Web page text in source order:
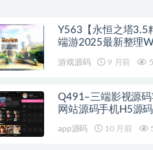
Y563【永恒之塔3.5
端游2025最新整理
游戏源码 9 月前
Q491–三端影视源
网站源码手机H5源
app源码 10 月前